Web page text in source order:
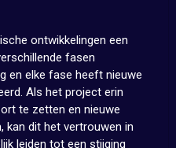
ontwikkelingen een
fasen
en elke fase heeft nieuwe
Als het project erin
te zetten en nieuwe
kan dit het vertrouwen in
leiden tot een stijging